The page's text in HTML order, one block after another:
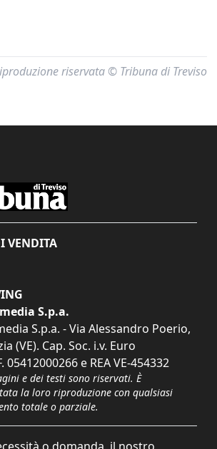
riservata © Tribuna di Treviso
VENDITA
S.p.a.
S.p.a. - Via Alessandro Poerio,
(VE). Cap. Soc. i.v. Euro
05412000266 e REA VE-454332
e dei testi sono riservati. È
la loro riproduzione con qualsiasi
totale o parziale.